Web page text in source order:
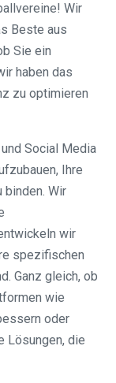
Wir
Beste aus
Sie ein
haben das
zu optimieren
Social Media
Ihre
binden. Wir
wir
spezifischen
Ganz gleich, ob
wie
oder
Lösungen, die